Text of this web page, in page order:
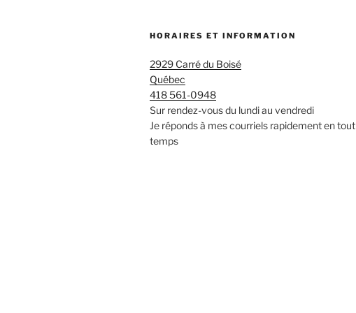
HORAIRES ET INFORMATION
2929 Carré du Boisé
Québec
418 561-0948
Sur rendez-vous du lundi au vendredi
Je réponds à mes courriels rapidement en tout
temps